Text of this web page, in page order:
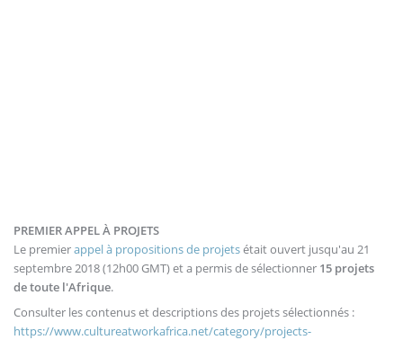
PREMIER APPEL À PROJETS
Le premierappel à propositions de projetsétait ouvert jusqu'au 21
septembre 2018 (12h00 GMT) et a permis de sélectionner 15 projets
de toute l'Afrique.
Consulter les contenus et descriptions des projets sélectionnés :
https://www.cultureatworkafrica.net/category/projects-